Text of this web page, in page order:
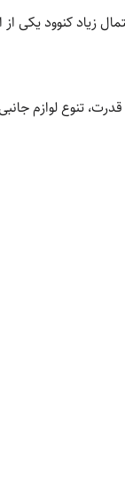
زیاد کنوود یکی از
تنوع لوازم